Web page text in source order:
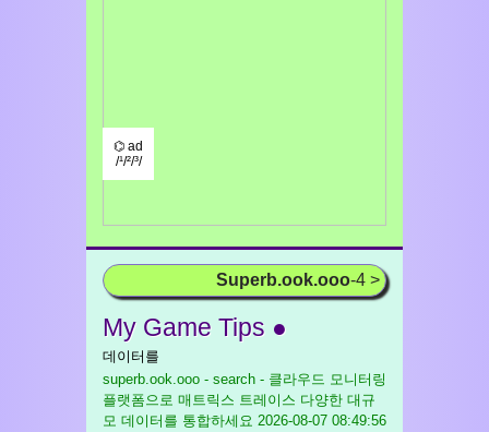
⌬ ad
/¹/²/³/
Superb.ook.ooo-4 >
My Game Tips ●
데이터를
superb.ook.ooo - search - 클라우드 모니터링
플랫폼으로 매트릭스 트레이스 다양한 대규
모 데이터를 통합하세요 2026-08-07 08:49:56